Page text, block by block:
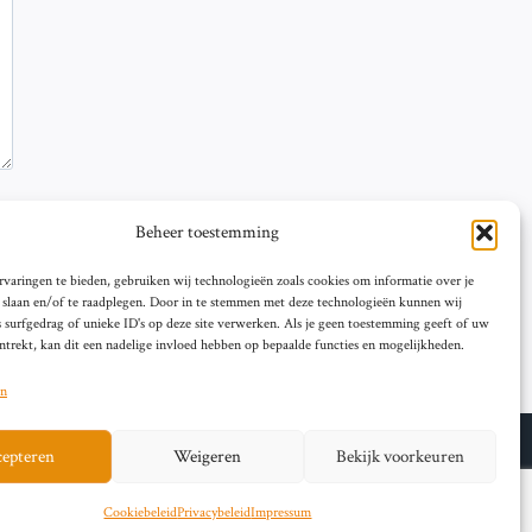
Beheer toestemming
te bieden, gebruiken wij technologieën zoals cookies om informatie over je
en/of te raadplegen. Door in te stemmen met deze technologieën kunnen wij
surfgedrag of unieke ID's op deze site verwerken. Als je geen toestemming geeft of uw
kan dit een nadelige invloed hebben op bepaalde functies en mogelijkheden.
Weigeren Bekijk voorkeuren
CookiebeleidPrivacybeleidImpressum